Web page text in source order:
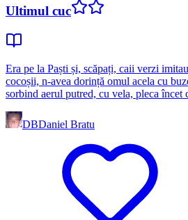
Ultimul cuc
Era pe la Paști și, scăpați, caii verzi
cocoșii, n-avea dorință omul acela cu
sorbind aerul putred, cu vela, pleca încet
DBDaniel Bratu